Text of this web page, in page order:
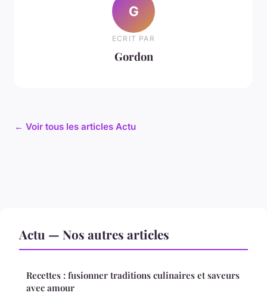
G
ECRIT PAR
Gordon
← Voir tous les articles Actu
Actu — Nos autres articles
Recettes : fusionner traditions culinaires et saveurs
avec amour